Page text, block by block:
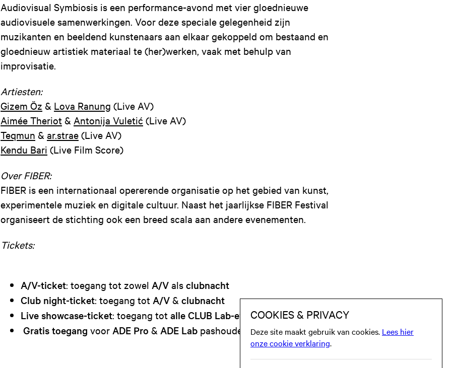
Audiovisual Symbiosis is een performance-avond met vier gloednieuwe
audiovisuele samenwerkingen. Voor deze speciale gelegenheid zijn
muzikanten en beeldend kunstenaars aan elkaar gekoppeld om bestaand en
gloednieuw artistiek materiaal te (her)werken, vaak met behulp van
improvisatie.
Artiesten:
Gizem Öz & Lova Ranung (Live AV)
Aimée Theriot & Antonija Vuletić (Live AV)
Teqmun & ar.strae (Live AV)
Kendu Bari (Live Film Score)
Over FIBER:
FIBER is een internationaal opererende organisatie op het gebied van kunst,
experimentele muziek en digitale cultuur. Naast het jaarlijkse FIBER Festival
organiseert de stichting ook een breed scala aan andere evenementen.
Tickets:
A/V-ticket: toegang tot zowel A/V als clubnacht
Club night-ticket: toegang tot A/V & clubnacht
Live showcase-ticket: toegang tot alle CLUB Lab-events in Melkweg
Gratis toegang voor ADE Pro & ADE Lab pas­houders